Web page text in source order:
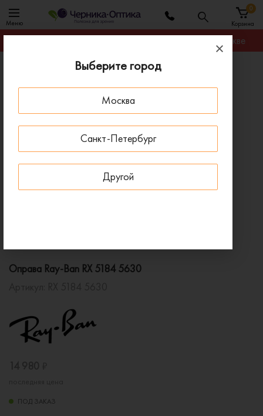
Выберите город
Москва
Санкт-Петербург
Другой
Меню Корзина
0
Гарантируем лучшую цену на любую оправу в Москве
Оправы для очков
Оправа Ray-Ban RX 5184 5630
Оправа Ray-Ban RX 5184 5630
ПОД ЗАКАЗ
ПОД ЗАКАЗ